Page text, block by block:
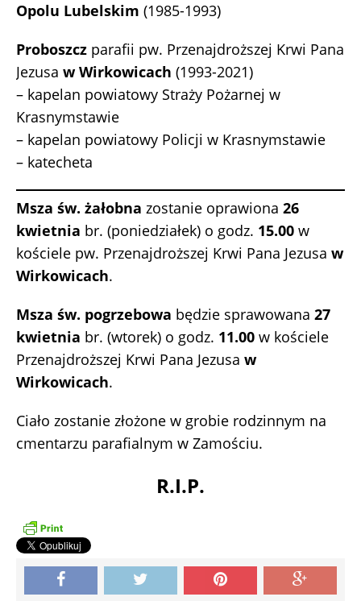
Opolu Lubelskim (1985-1993)
Proboszcz parafii pw. Przenajdroższej Krwi Pana
Jezusa w Wirkowicach (1993-2021)
– kapelan powiatowy Straży Pożarnej w
Krasnymstawie
– kapelan powiatowy Policji w Krasnymstawie
– katecheta
Msza św. żałobna zostanie oprawiona 26
kwietnia br. (poniedziałek) o godz. 15.00 w
kościele pw. Przenajdroższej Krwi Pana Jezusa w
Wirkowicach.
Msza św. pogrzebowa będzie sprawowana 27
kwietnia br. (wtorek) o godz. 11.00 w kościele
Przenajdroższej Krwi Pana Jezusa w
Wirkowicach.
Ciało zostanie złożone w grobie rodzinnym na
cmentarzu parafialnym w Zamościu.
R.I.P.